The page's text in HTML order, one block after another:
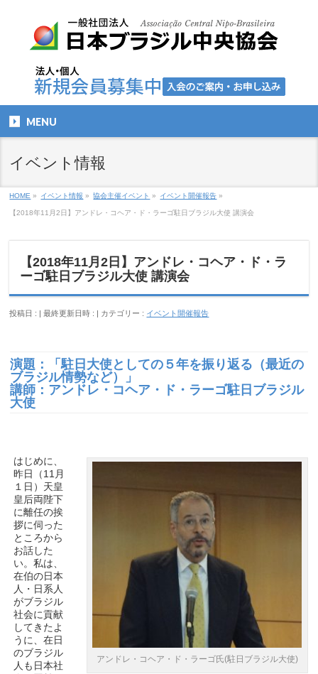
MENU
イベント情報
HOME » イベント情報 » 協会主催イベント » イベント開催報告 »
【2018年11月2日】アンドレ・コヘア・ド・ラーゴ駐日ブラジル大使 講演会
【2018年11月2日】アンドレ・コヘア・ド・ラ
ーゴ駐日ブラジル大使 講演会
投稿日 : 最終更新日時 : カテゴリー : イベント開催報告
演題：「駐日大使としての５年を振り返る（最近の
ブラジル情勢など）」
講師：アンドレ・コヘア・ド・ラーゴ駐日ブラジル
大使
アンドレ・コヘア・ド・ラーゴ氏(駐日ブラジル大使)
はじめに、
昨日（11月
１日）天皇
皇后両陛下
に離任の挨
拶に伺った
ところから
お話した
い。私は、
在伯の日本
人・日系人
がブラジル
社会に貢献
してきたよ
うに、在日
のブラジル
人も日本社